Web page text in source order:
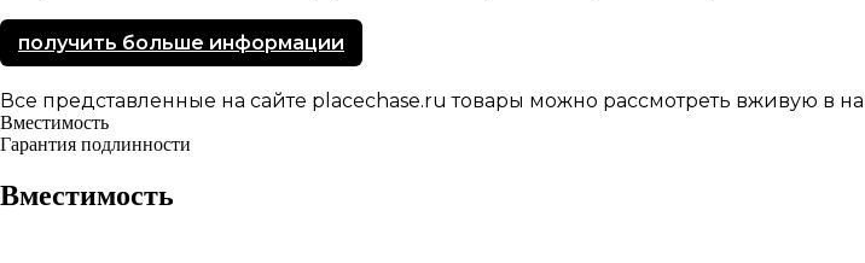
получить больше информации
Все представленные на сайте placechase.ru товары можно рассмотреть вживую в
Вместимость
Гарантия подлинности
Вместимость